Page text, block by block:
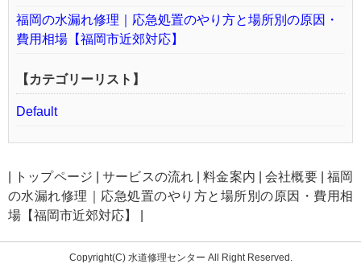
福岡の水漏れ修理｜応急処置のやり方と場所別の原因・
費用相場【福岡市近郊対応】
【カテゴリーリスト】
Default
トップページ |サービスの流れ |料金案内 |会社概要| 福岡
の水漏れ修理｜応急処置のやり方と場所別の原因・費用相
場【福岡市近郊対応】
Copyright(C) 水道修理センター All Right Reserved.